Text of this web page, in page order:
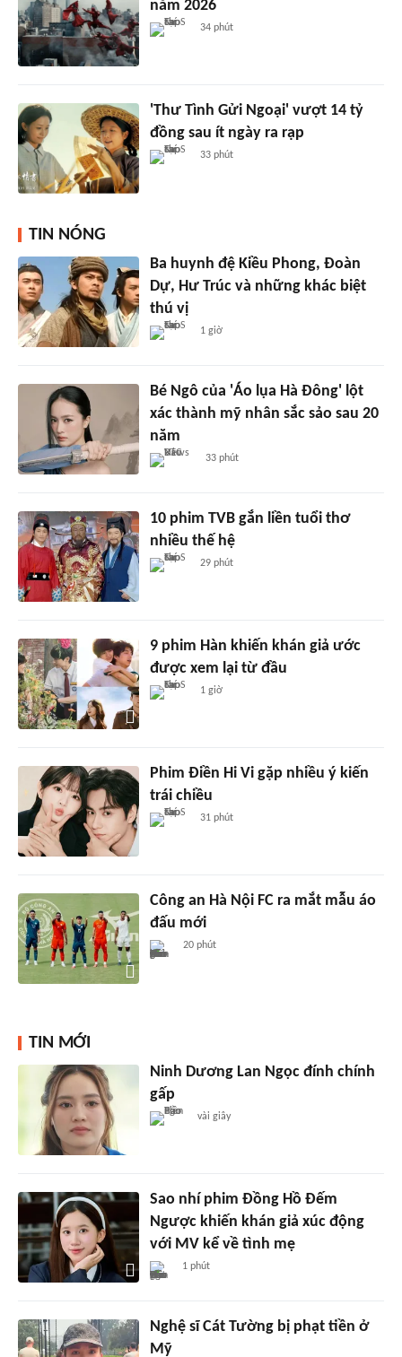
năm 2026
34 phút
'Thư Tình Gửi Ngoại' vượt 14 tỷ
đồng sau ít ngày ra rạp
33 phút
TIN NÓNG
Ba huynh đệ Kiều Phong, Đoàn
Dự, Hư Trúc và những khác biệt
thú vị
1 giờ
Bé Ngô của 'Áo lụa Hà Đông' lột
xác thành mỹ nhân sắc sảo sau 20
năm
33 phút
10 phim TVB gắn liền tuổi thơ
nhiều thế hệ
29 phút
9 phim Hàn khiến khán giả ước
được xem lại từ đầu
1 giờ
Phim Điền Hi Vi gặp nhiều ý kiến
trái chiều
31 phút
Công an Hà Nội FC ra mắt mẫu áo
đấu mới
20 phút
TIN MỚI
Ninh Dương Lan Ngọc đính chính
gấp
vài giây
Sao nhí phim Đồng Hồ Đếm
Ngược khiến khán giả xúc động
với MV kể về tình mẹ
1 phút
Nghệ sĩ Cát Tường bị phạt tiền ở
Mỹ